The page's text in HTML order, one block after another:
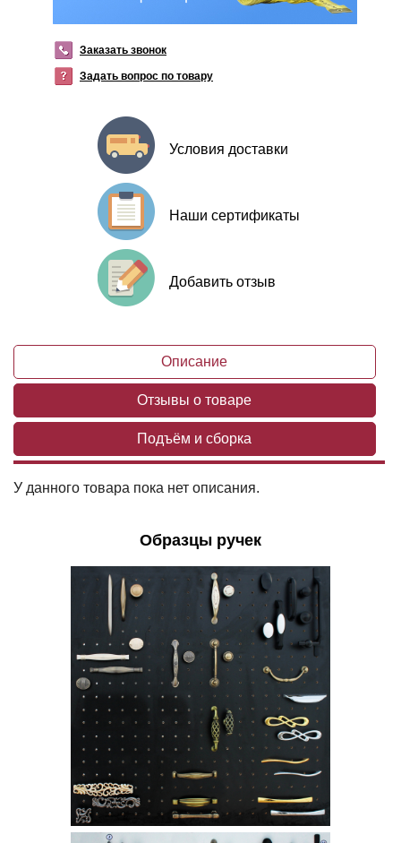
Заказать звонок
Задать вопрос по товару
Условия доставки
Наши сертификаты
Добавить отзыв
Описание
Отзывы о товаре
Подъём и сборка
У данного товара пока нет описания.
Образцы ручек